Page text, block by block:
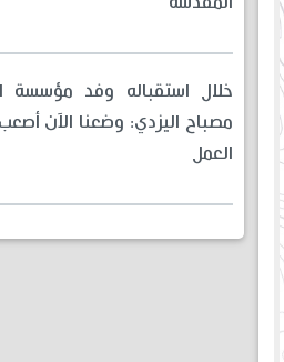
خلال استقباله وفد مؤسسة
مصباح اليزدي: وضعنا الآن
العمل